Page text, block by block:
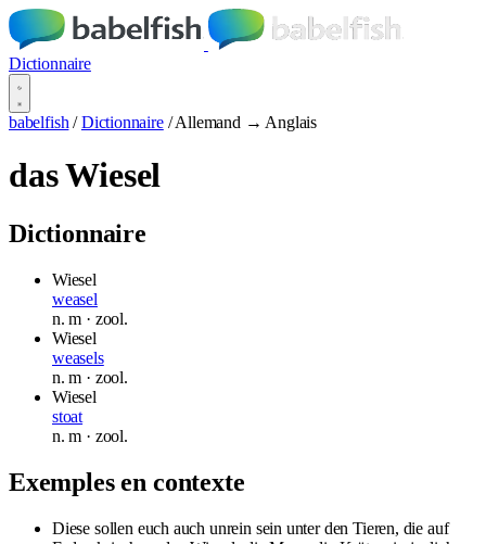
Dictionnaire
babelfish / Dictionnaire / Allemand → Anglais
das Wiesel
Dictionnaire
Wiesel
weasel
n.m · zool.
Wiesel
weasels
n.m · zool.
Wiesel
stoat
n.m · zool.
Exemples en contexte
Diese sollen euch auch unrein sein unter den Tieren, die auf